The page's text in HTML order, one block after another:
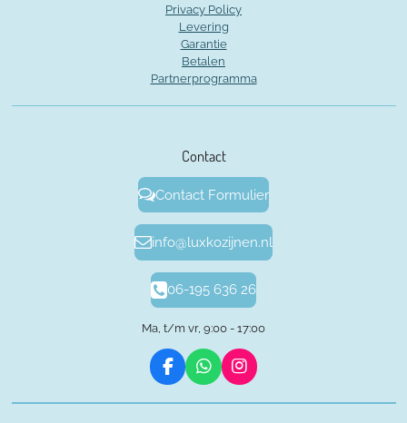
Privacy Policy
Levering
Garantie
Betalen
Partnerprogramma
Contact
Contact Formulier
info@luxkozijnen.nl
06-195 636 26
Ma, t/m vr, 9:00 - 17:00
F
a
c
W
h
a
I
n
s